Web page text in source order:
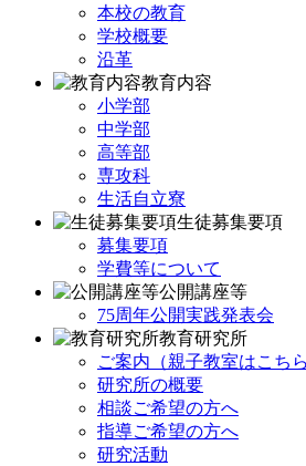
本校の教育
学校概要
沿革
教育内容
小学部
中学部
高等部
専攻科
生活自立寮
生徒募集要項
募集要項
学費等について
公開講座等
75周年公開実践発表会
教育研究所
ご案内（親子教室はこちら
研究所の概要
相談ご希望の方へ
指導ご希望の方へ
研究活動